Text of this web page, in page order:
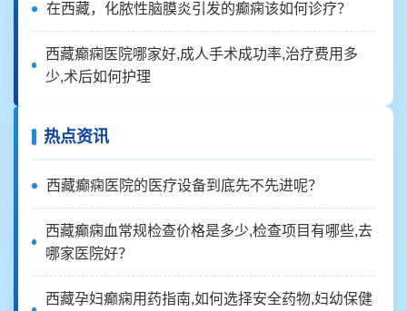
在西藏，化脓性脑膜炎引发的癫痫该如何诊疗？
西藏癫痫医院哪家好,成人手术成功率,治疗费用多
少,术后如何护理
热点资讯
西藏癫痫医院的医疗设备到底先不先进呢？
西藏癫痫血常规检查价格是多少,检查项目有哪些,去
哪家医院好？
西藏孕妇癫痫用药指南,如何选择安全药物,妇幼保健